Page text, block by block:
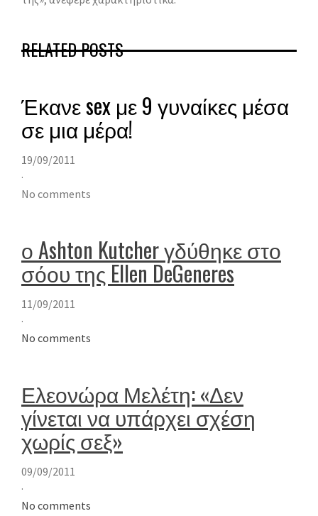
RELATED POSTS
Έκανε sex με 9 γυναίκες μέσα
σε μια μέρα!
19/09/2011
·
No comments
ο Ashton Kutcher γδύθηκε στο
σόου της Ellen DeGeneres
11/09/2011
·
No comments
Ελεονώρα Μελέτη: «Δεν
γίνεται να υπάρχει σχέση
χωρίς σεξ»
09/09/2011
·
No comments